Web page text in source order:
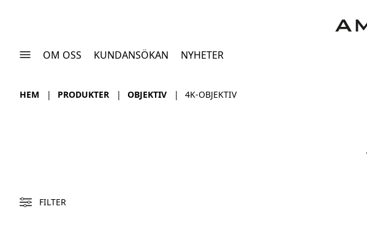
OM OSS KUNDANSÖKAN NYHETER
HEM PRODUKTER OBJEKTIV 4K-OBJEKTIV
FILTER